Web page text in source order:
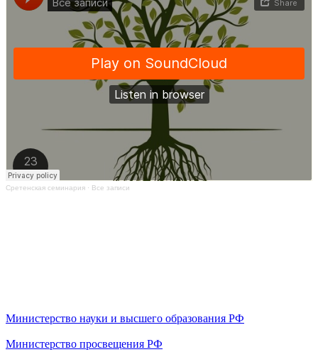
Сретенская семинария · Все записи
Министерство науки и высшего образования РФ
Министерство просвещения РФ